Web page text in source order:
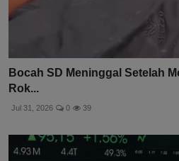
Bocah SD Meninggal Setelah
Rok...
Jul 31, 2026 0 39